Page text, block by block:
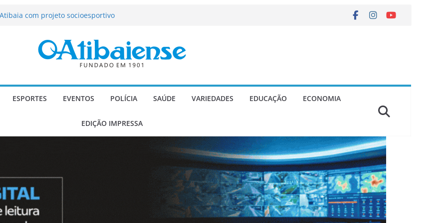
e Morango abre programação
infantis e valorização dos produtores
a deputado estadual é
ESPORTES EVENTOS POLÍCIA SAÚDE VARIEDADES EDUCAÇÃO ECONOMIA
EDIÇÃO IMPRESSA